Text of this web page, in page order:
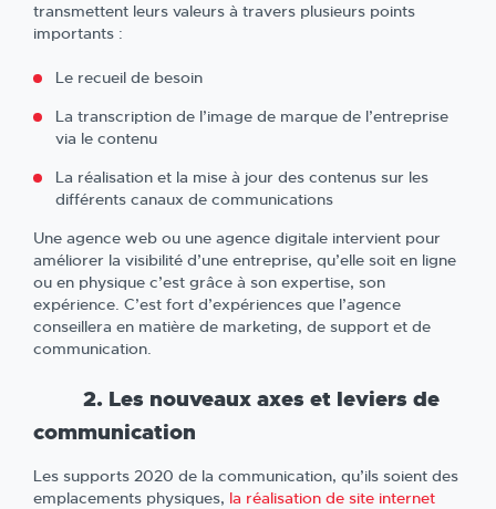
transmettent leurs valeurs à travers plusieurs points
importants :
Le recueil de besoin
La transcription de l’image de marque de l’entreprise
via le contenu
La réalisation et la mise à jour des contenus sur les
différents canaux de communications
Une agence web ou une agence digitale intervient pour
améliorer la visibilité d’une entreprise, qu’elle soit en ligne
ou en physique c’est grâce à son expertise, son
expérience. C’est fort d’expériences que l’agence
conseillera en matière de marketing, de support et de
communication.
2. Les nouveaux axes et leviers de
communication
Les supports 2020 de la communication, qu’ils soient des
emplacements physiques, la réalisation de site internet